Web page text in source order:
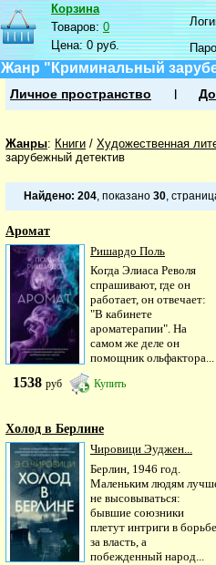
Корзина
Товаров:0
Цена:0 руб.
Жанр "Криминальный
Личное пространство
Жанры: Книги / Художественная
зарубежный детектив
Найдено: 204, показано 30,
Аромат
Ришардо Поль
Когда Элиаса Револя
спрашивают, где он
работает, он отвечает:
"В кабинете
ароматерапии". На
самом же деле он
помощник ольфактора...
1538 руб Купить
Холод в Берлине
Чировици Эуджен...
Берлин, 1946 год.
Маленьким людям
не высовываться:
бывшие союзники
плетут интриги в борьбе
за власть, а
побежденный народ...